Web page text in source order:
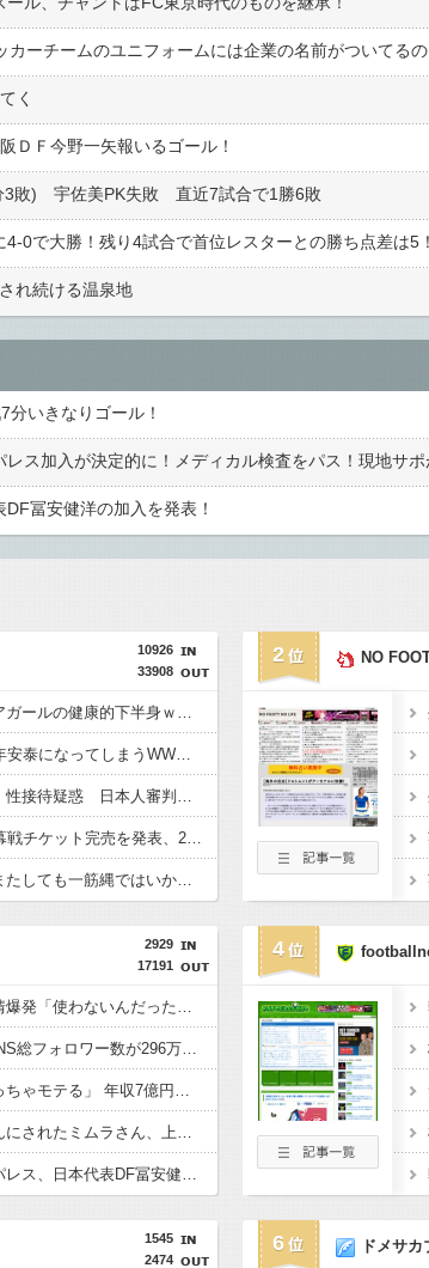
ーチームのユニフォームには企業の名前がついてるの
く
Ｆ今野一矢報いるゴール！
3敗) 宇佐美PK失敗 直近7試合で1勝6敗
0で大勝！残り4試合で首位レスターとの勝ち点差は5！
れ続ける温泉地
分いきなりゴール！
冨安健洋の加入を発表！
10926
33908
【動画】日本を応援するチアガールの健康的下半身ｗｗｗｗｗ
【朗報】日本サッカー、20年安泰になってしまうWWWWWWWWWWWW
【速報】韓国サッカー協会、性接待疑惑 日本人審判も含まれると報道 「Jリーグの審判を統括する人物」
【驚愕】J1岡山、ホーム開幕戦チケット完売を発表、24年から31試合連続ｗｗｗｗｗｗ
【悲報】中村敬斗の移籍はまたしても一筋縄ではいかず？スタッド・ランス会長が残留を示唆「批判を受けることがあったとしても」
2 NO
2929
17191
◆悲報◆初の日本代表で感情爆発「使わないんだったら呼ぶな！」 涙ながらに訴え「俺を何で選んだんだ？」ストライカーの意地
◆Jリーグ◆J1鹿島、公式SNS総フォロワー数が296万人超えでJクラブ最多に 海外発信強化が結実????
◆日本代表◆板倉滉は「めっちゃモテる」 年収7億円・お洒落・包容力…超愛される日本代表
◆悲報◆森保監督にじゃけんにされたミムラさん、上田綺世嫁の子育て炎上案件にいっちょガミしてしまう????
◆プレミア◆クリスタル・パレス、日本代表DF冨安健洋の加入を発表！
4
1545
2474
6 ドメサ